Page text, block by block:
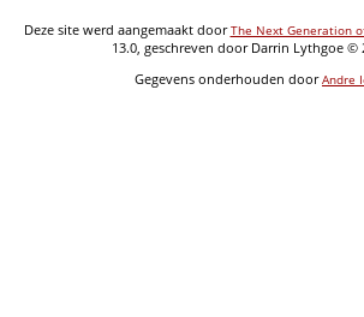
Deze site werd aangemaakt doorThe Next Generation
13.0, geschreven door Darrin Lythgoe ©
Gegevens onderhouden doorAndre